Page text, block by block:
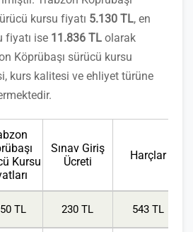
kursu fiyatı 5.130 TL, en
fiyatı ise 11.836 TL olarak
Köprübaşı sürücü kursu
kurs kalitesi ve ehliyet türüne
Kursu
Sınav Giriş
Ücreti
Harçlar
TL 230 TL 543 TL